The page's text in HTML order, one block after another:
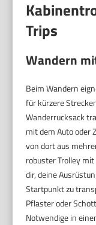
Trips
Wandern
Beim Wandern
für kürzere
Wanderrucksack
mit dem Auto oder
von dort aus
robuster Trolley
dir, deine
Startpunkt zu
Pflaster oder
Notwendige in